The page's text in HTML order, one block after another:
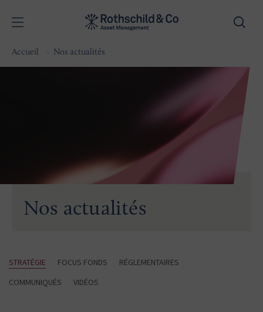
Accueil Nos actualités
Nos actualités
STRATÉGIE FOCUS FONDS
RÉGLEMENTAIRES
COMMUNIQUÉS
VIDÉOS